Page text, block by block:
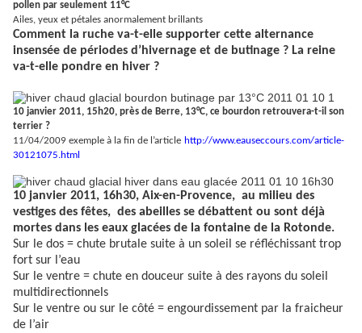
pollen par seulement 11°C
Ailes, yeux et pétales anormalement brillants
Comment la ruche va-t-elle supporter cette alternance
insensée de périodes d’hivernage et de butinage ? La reine
va-t-elle pondre en hiver ?
10 janvier 2011, 15h20, près de Berre, 13°C, ce bourdon retrouvera-t-il son
terrier ?
11/04/2009 exemple à la fin de l’article http://www.eauseccours.com/article-
30121075.html
10 janvier 2011, 16h30, Aix-en-Provence, au milieu des
vestiges des fêtes, des abeilles se débattent ou sont déjà
mortes dans les eaux glacées de la fontaine de la Rotonde.
Sur le dos = chute brutale suite à un soleil se réfléchissant trop
fort sur l’eau
Sur le ventre = chute en douceur suite à des rayons du soleil
multidirectionnels
Sur le ventre ou sur le côté = engourdissement par la fraicheur
de l’air